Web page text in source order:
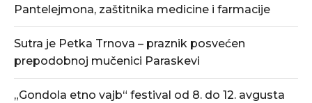
Pantelejmona, zaštitnika medicine i farmacije
Sutra je Petka Trnova – praznik posvećen
prepodobnoj mučenici Paraskevi
„Gondola etno vajb“ festival od 8. do 12. avgusta